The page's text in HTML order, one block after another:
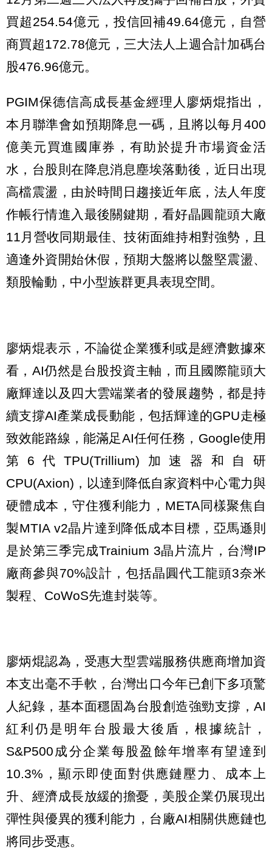
買超254.54億元，投信回補49.64億元，自營
商買超172.78億元，三大法人上週合計加碼台
股476.96億元。
PGIM保德信高成長基金經理人廖炳焜指出，
本月聯準會如預期降息一碼，且將以每月400
億美元買進國庫券，有助於提升市場資金活
水，台股則在降息消息塵埃落動後，近日出現
高檔震盪，由於時間日趨接近年底，法人年度
作帳行情進入最後關鍵期，看好晶圓龍頭大廠
11月營收同期最佳、技術面維持相對強勢，且
適逢外資開始休假，預期大盤將以盤堅震盪、
類股輪動，中小型族群更具表現空間。
廖炳焜表示，不論從企業獲利或是經濟數據來
看，AI仍然是台股投資主軸，而且國際龍頭大
廠輝達以及四大雲端業者的發展趨勢，都是持
續支撐AI產業成長動能，包括輝達的GPU走極
致效能路線，能滿足AI任何任務，Google使用
第6代TPU(Trillium)加速器和自研
CPU(Axion)，以達到降低自家資料中心電力與
硬體成本，守住獲利能力，META同樣聚焦自
製MTIA v2晶片達到降低成本目標，亞馬遜則
是於第三季完成Trainium 3晶片流片，台灣IP
廠商參與70%設計，包括晶圓代工龍頭3奈米
製程、CoWoS先進封裝等。
廖炳焜認為，受惠大型雲端服務供應商增加資
本支出毫不手軟，台灣出口今年已創下多項驚
人紀錄，基本面穩固為台股創造強勁支撐，AI
紅利仍是明年台股最大後盾，根據統計，
S&P500成分企業每股盈餘年增率有望達到
10.3%，顯示即使面對供應鏈壓力、成本上
升、經濟成長放緩的擔憂，美股企業仍展現出
彈性與優異的獲利能力，台廠AI相關供應鏈也
將同步受惠。